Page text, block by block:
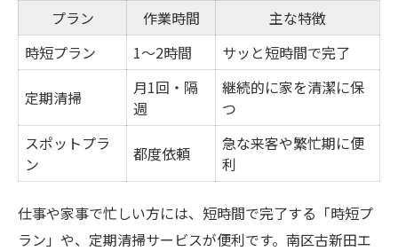
プラン 作業時間
主な特徴
時短プラン
1～2時間 サッと短時間で完了
定期清掃
月1回・隔
週
継続的に家を清潔に保
つ
スポットプラ
ン
都度依頼
急な来客や繁忙期に便
利
仕事や家事で忙しい方には、短時間で完了する「時短プ
ラン」や、定期清掃サービスが便利です。南区古新田エ